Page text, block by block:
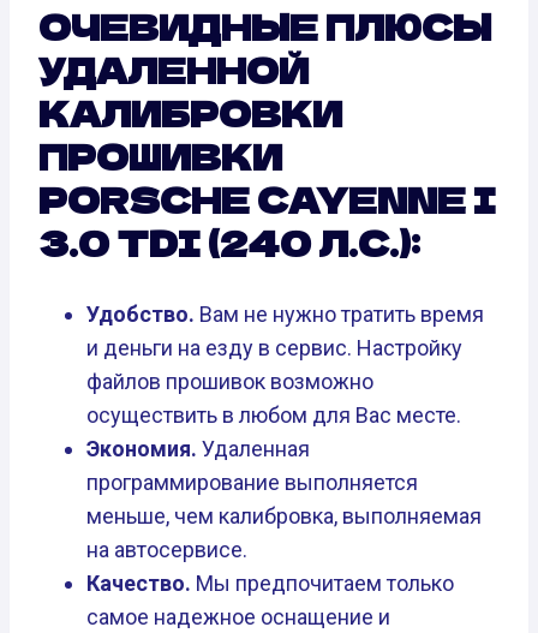
ОЧЕВИДНЫЕ ПЛЮСЫ
УДАЛЕННОЙ
КАЛИБРОВКИ
ПРОШИВКИ
PORSCHE CAYENNE I
3.0 TDI (240 Л.С.):
Удобство. Вам не нужно тратить время
и деньги на езду в сервис. Настройку
файлов прошивок возможно
осуществить в любом для Вас месте.
Экономия. Удаленная
программирование выполняется
меньше, чем калибровка, выполняемая
на автосервисе.
Качество. Мы предпочитаем только
самое надежное оснащение и